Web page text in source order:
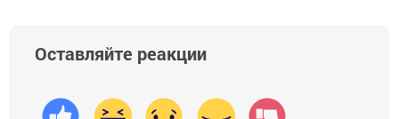
Оставляйте реакции